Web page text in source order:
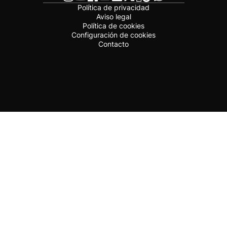
Política de privacidad
Aviso legal
Política de cookies
Configuración de cookies
Contacto